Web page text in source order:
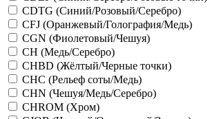
CDTG (Синий/Розовый/Серебро)
CFJ (Оранжевый/Голография/Медь)
CGN (Фиолетовый/Чешуя)
CH (Медь/Серебро)
CHBD (Жёлтый/Черные точки)
CHC (Рельеф соты/Медь)
CHN (Чешуя/Медь/Серебро)
CHROM (Хром)